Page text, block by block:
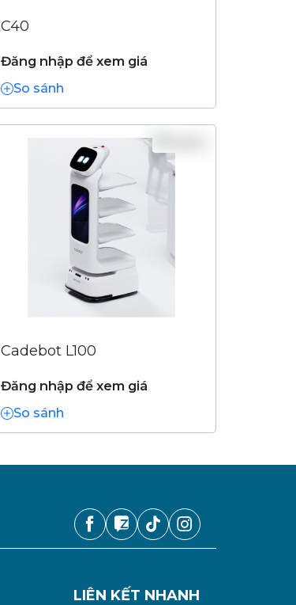
C40
Đăng nhập để xem giá
So sánh
Cadebot L100
Đăng nhập để xem giá
So sánh
LIÊN KẾT NHANH